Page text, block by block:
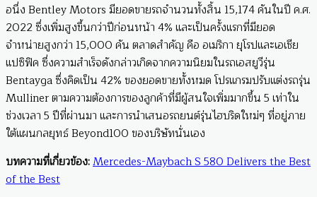
อนึ่ง Bentley Motors มียอดขายรถจำนวนทั้งสิ้น 15,174 คันในปี ค.ศ.
2022 ซึ่งเพิ่มสูงขึ้นกว่าปีก่อนหน้า 4% และเป็นครั้งแรกที่มียอด
จำหน่ายสูงกว่า 15,000 คัน ตลาดสำคัญ คือ อเมริกา ยุโรปและเอเชีย
แปซิฟิค ซึ่งความสำเร็จดังกล่าวเกิดจากความนิยมในรถเอสยูวีรุ่น
Bentayga ซึ่งคิดเป็น 42% ของยอดขายทั้งหมด โปรแกรมปรับแต่งรถรุ่น
Mulliner ตามความต้องการของลูกค้าที่มีผู้สนใจเพิ่มมากขึ้น 5 เท่าใน
ช่วงเวลา 5 ปีที่ผ่านมา และการนำเสนอรถยนต์รุ่นไฮบริดใหม่ๆ ที่อยู่ภาย
ใต้แผนกลยุทธ์ Beyond100 ของบริษัทนั่นเอง
บทความที่เกี่ยวข้อง:Mercedes-Maybach S 580 Delivers the Best
of the Best